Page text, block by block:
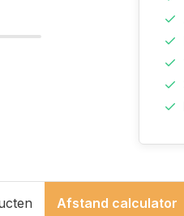
Afstand calculator